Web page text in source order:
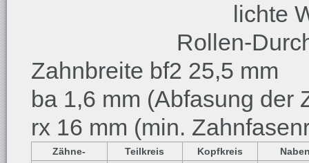
lichte
Rollen-
Zahnbreite bf2 25,5 mm
ba 1,6 mm (Abfasung der
rx 16 mm (min.
Zähne- Teilkreis Kopfkreis